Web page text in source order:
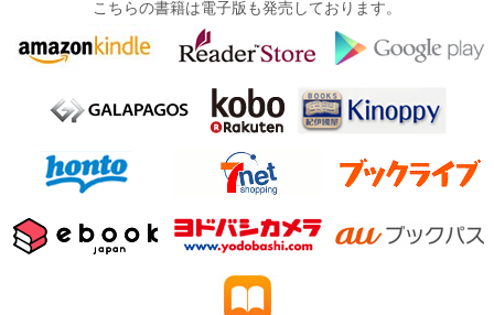
こちらの書籍は電子版も発売しております。